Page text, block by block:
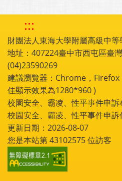
:::
財團法人東海大學附屬高級中等
地址：407224臺中市西屯區臺
(04)23590269
建議瀏覽器：Chrome，Firefox
佳顯示效果為1280*960 )
校園安全、霸凌、性平事件申
校園安全、霸凌、性平事件申
更新日期：2026-08-07
您是本站第43102575位訪客